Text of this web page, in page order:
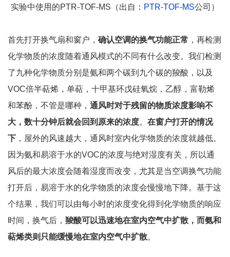
实验中使用的PTR-TOF-MS（出自： PTR-TOF-MS公司）
首先打开换气扇和窗户， 确认空调的换气功能正常 ，再检测
化学物质的浓度随着通风模式的不同有什么改变。我们检测
了九种化学物质分别是氨和两个碳到九个碳的羧酸，以及
VOC倍半萜烯，单萜，十甲基环戊硅氧烷，乙醇，富勒烯
和苯酚，不管是哪种， 通风时对于残留的物质浓度影响不
大，数十分钟后就会回到原来的浓度。 在窗户打开的情况
下 ，屋外的风速越大，通风时室内化学物质的浓度就越低。
因为氨和易溶于水的VOC的浓度与绝对湿度有关，所以通
风后的最大浓度会随着湿度而改变，尤其是当空调换气功能
打开后，易溶于水的化学物质的浓度会慢慢地下降。基于这
个结果，我们可以由每小时的浓度变化得到化学物质的响应
时间，换气后， 羧酸可以迅速地在室内空气中扩散，而氨和
萜烯类则只能缓慢地在室内空气中扩散。